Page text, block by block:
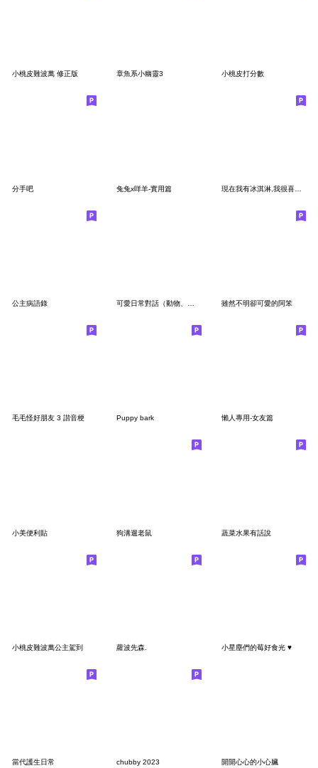
小桃皮難波萬 修正版 章魚系小幽靈3 小桃皮打分數
分手吧 兔兔x咩羊-實用篇 現在我有冰淇淋,我很喜歡冰淇淋1-1
公主病語錄 雖然不明卻可愛的阿笨
毛毛怪好朋友 3 諧音梗 Puppy bark 懶人專用-女友篇
小美便利貼 狗溝遛老鼠 蔬菜水果有話說
小桃皮難波萬公主駕到 蘿波先森. 小星塵們的莓好食光 ♥
當代護生日常 chubby 2023 開開心心的小心臟